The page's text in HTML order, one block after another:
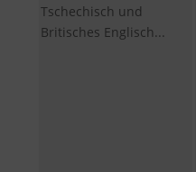
Tschechisch und
Britisches Englisch...